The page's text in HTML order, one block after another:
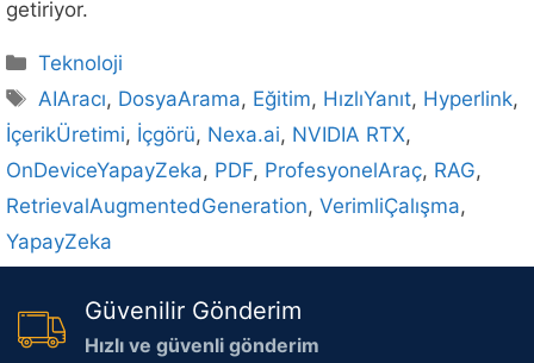
getiriyor.
Kategoriler
Teknoloji
Etiketler
AIAracı, DosyaArama, Eğitim, HızlıYanıt, Hyperlink,
İçerikÜretimi, İçgörü, Nexa.ai, NVIDIA RTX,
OnDeviceYapayZeka, PDF, ProfesyonelAraç, RAG,
RetrievalAugmentedGeneration, VerimliÇalışma,
YapayZeka
Güvenilir Gönderim
Hızlı ve güvenli gönderim